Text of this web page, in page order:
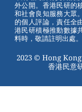
o
o
k
外公開。香港民研的
和社會良知服務大眾
的個人評論，責任全
港民研積極推動數據
料時，敬請註明出處。
2023 © Hong
香港民意